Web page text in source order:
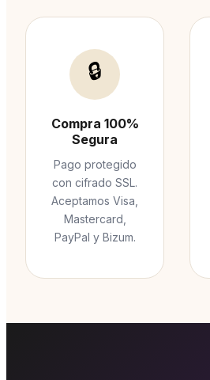
🔒
Compra 100%
Segura
Pago protegido
con cifrado SSL.
Aceptamos Visa,
Mastercard,
PayPal y Bizum.